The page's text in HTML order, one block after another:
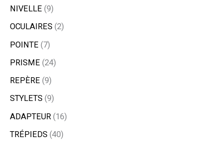
NIVELLE 9
OCULAIRES 2
POINTE 7
PRISME 24
REPÈRE 9
STYLETS 9
ADAPTEUR 16
TRÉPIEDS 40